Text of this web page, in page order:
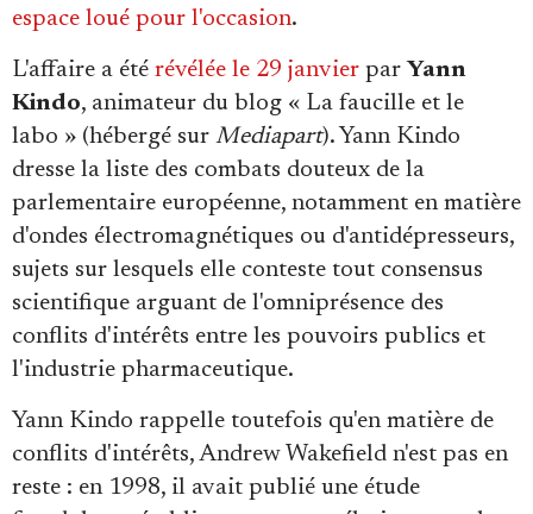
espace loué pour l'occasion.
L'affaire a été révélée le 29 janvier par Yann
Kindo, animateur du blog « La faucille et le
labo » (hébergé sur Mediapart). Yann Kindo
dresse la liste des combats douteux de la
parlementaire européenne, notamment en matière
d'ondes électromagnétiques ou d'antidépresseurs,
sujets sur lesquels elle conteste tout consensus
scientifique arguant de l'omniprésence des
conflits d'intérêts entre les pouvoirs publics et
l'industrie pharmaceutique.
Yann Kindo rappelle toutefois qu'en matière de
conflits d'intérêts, Andrew Wakefield n'est pas en
reste : en 1998, il avait publié une étude